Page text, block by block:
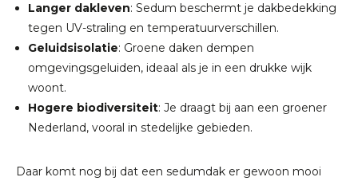
Langer dakleven: Sedum beschermt je dakbedekking
tegen UV-straling en temperatuurverschillen.
Geluidsisolatie: Groene daken dempen
omgevingsgeluiden, ideaal als je in een drukke wijk
woont.
Hogere biodiversiteit: Je draagt bij aan een groener
Nederland, vooral in stedelijke gebieden.
Daar komt nog bij dat een sedumdak er gewoon mooi